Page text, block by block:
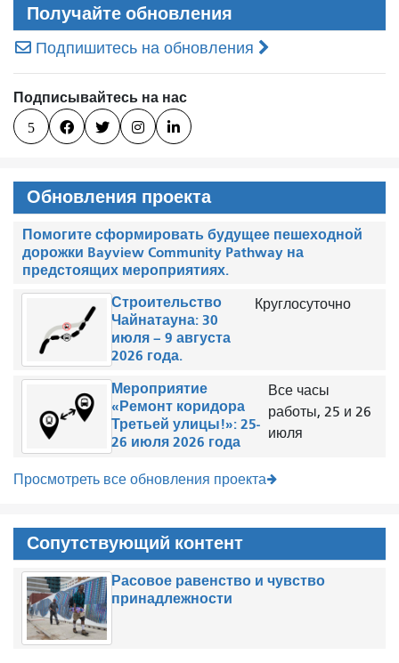
Получайте обновления
Подпишитесь на обновления
Подписывайтесь на нас
5    
Обновления проекта
Помогите сформировать будущее пешеходной
дорожки Bayview Community Pathway на
предстоящих мероприятиях.
Строительство
Чайнатауна: 30
июля – 9 августа
2026 года.
Круглосуточно
Мероприятие
«Ремонт коридора
Третьей улицы!»: 25-
26 июля 2026 года
Все часы
работы, 25 и 26
июля
Просмотреть все обновления проекта
Сопутствующий контент
Расовое равенство и чувство
принадлежности